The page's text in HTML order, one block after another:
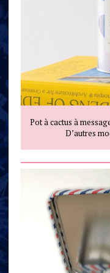
Pot à cactus à
D’autres